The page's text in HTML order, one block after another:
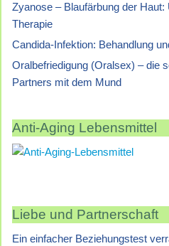
Zyanose – Blaufärbung der
Therapie
Candida-Infektion: Behandlung
Oralbefriedigung (Oralsex) – die
Partners mit dem Mund
Anti-Aging Lebensmittel
Liebe und Partnerschaft
Ein einfacher Beziehungstest